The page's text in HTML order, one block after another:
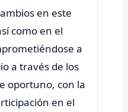
en este
como en el
a
a través de los
oportuno, con la
en el